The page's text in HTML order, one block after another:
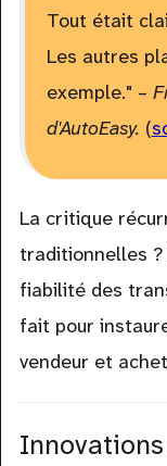
Tout était
Les autres
exemple." –
d'AutoEasy. (
La critique
traditionnelles
fiabilité des
fait pour
vendeur et